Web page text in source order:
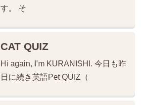
す。 そ
CAT QUIZ
Hi again, I’m KURANISHI. 今日も昨
日に続き英語Pet QUIZ（